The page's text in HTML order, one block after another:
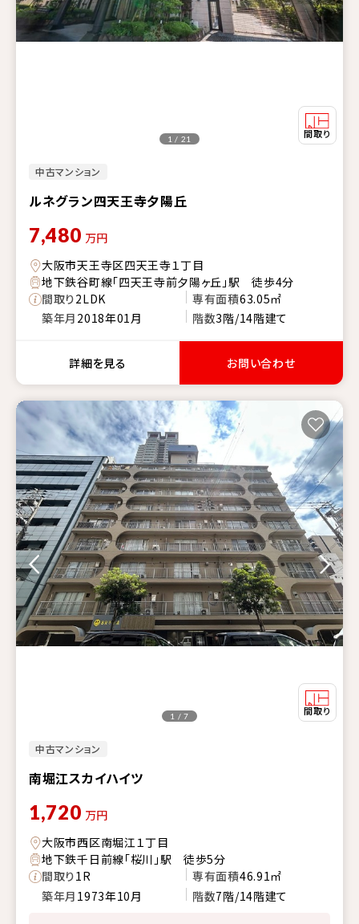
中古マンション
ルネグラン四天王寺夕陽丘
1 / 21
7,480 万円
大阪市天王寺区四天王寺１丁目
地下鉄谷町線「四天王寺前夕陽ヶ丘」駅 徒歩4分
間取り2LDK 専有面積63.05㎡
築年月 2018年01月 階数3階/14階建て
詳細を見る お問い合わせ
中古マンション
南堀江スカイハイツ
1 / 7
1,720 万円
大阪市西区南堀江１丁目
地下鉄千日前線「桜川」駅 徒歩5分
間取り1R 専有面積46.91㎡
築年月 1973年10月 階数7階/14階建て